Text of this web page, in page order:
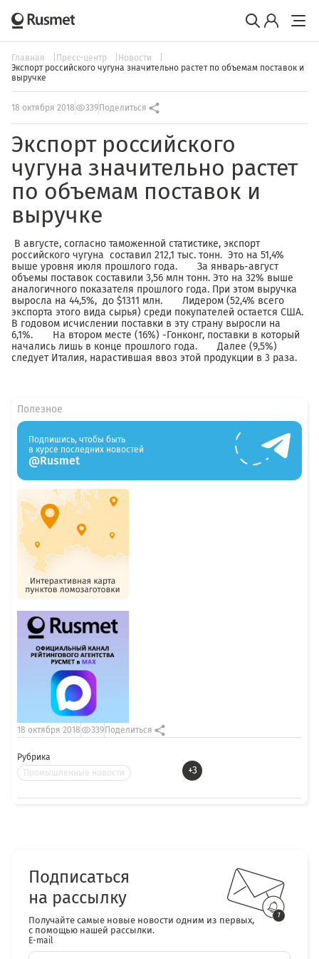
Главная Пресс-центр
Новости
Экспорт российского чугуна значительно растет по объемам поставок и
выручке
18 октября 2018 339 Поделиться
Экспорт российского
чугуна значительно растет
по объемам поставок и
выручке
В августе, согласно таможенной статистике, экспорт
российского чугуна составил 212,1 тыс. тонн. Это на 51,4%
выше уровня июля прошлого года. За январь-август
объемы поставок составили 3,56 млн тонн. Это на 32% выше
аналогичного показателя прошлого года. При этом выручка
выросла на 44,5%, до $1311 млн. Лидером (52,4% всего
экспорта этого вида сырья) среди покупателей остается США.
В годовом исчислении поставки в эту страну выросли на
6,1%. На втором месте (16%) -Гонконг, поставки в который
начались лишь в конце прошлого года. Далее (9,5%)
следует Италия, нарастившая ввоз этой продукции в 3 раза.
Рубрика
Промышленные новости
+3
18 октября 2018 339 Поделиться
Полезное
Подпишись, чтобы быть
в курсе последних новостей
@Rusmet
Подписаться
на рассылку
Получайте самые новые новости одним из первых,
с помощью нашей рассылки.
E-mail